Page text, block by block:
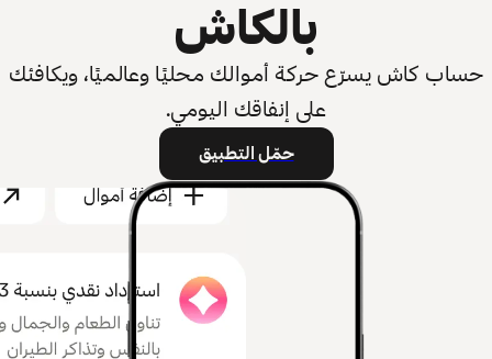
بالكاش
حساب كاش يسرّع حركة أموالك محليًا وعالميًا، ويكافئك
على إنفاقك اليومي.
حمّل التطبيق